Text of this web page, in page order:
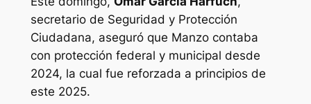
secretario de Seguridad y Protección
Ciudadana, aseguró que Manzo contaba
con protección federal y municipal desde
2024, la cual fue reforzada a principios de
este 2025.